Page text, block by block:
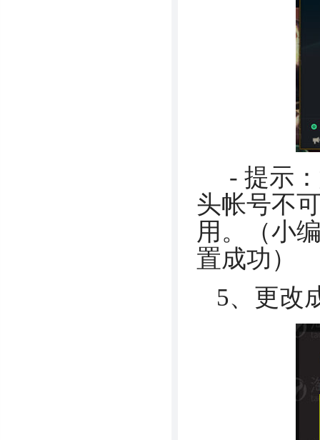
- 提示
头帐号不
用。（小
置成功）
5、更改